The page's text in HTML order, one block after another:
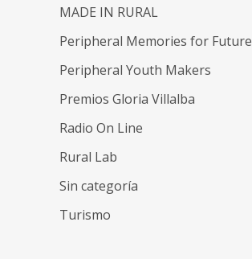
MADE IN RURAL
Peripheral Memories for Future
Peripheral Youth Makers
Premios Gloria Villalba
Radio On Line
Rural Lab
Sin categoría
Turismo